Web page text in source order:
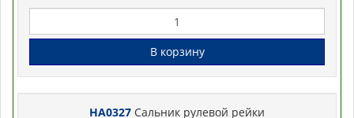
В корзину
HA0327 Сальник рулевой рейки